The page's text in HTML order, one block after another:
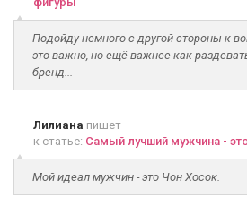
Подойду немного с другой стороны к
это важно, но ещё важнее как
бренд...
Лилиана пишет
к статье: Самый лучший мужчина -
Мой идеал мужчин - это Чон Хосок.